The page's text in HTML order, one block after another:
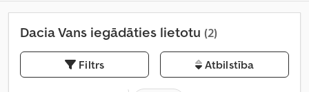
Dacia Vans iegādāties lietotu (2)
Filtrs Atbilstība